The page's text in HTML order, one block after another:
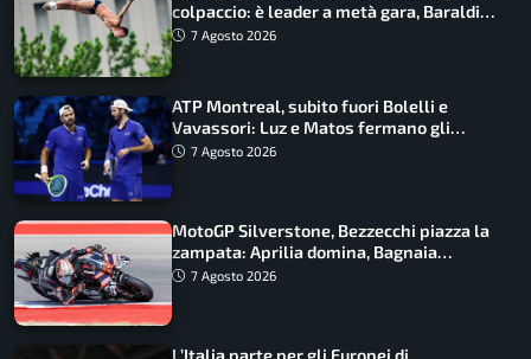
colpaccio: è leader a metà gara, Baraldi
ancora in corsa
7 Agosto 2026
ATP Montreal, subito fuori Bolelli e
Vavassori: Luz e Matos fermano gli
azzurri
7 Agosto 2026
MotoGP Silverstone, Bezzecchi piazza la
zampata: Aprilia domina, Bagnaia
costretto al Q1
7 Agosto 2026
L’Italia parte per gli Europei di